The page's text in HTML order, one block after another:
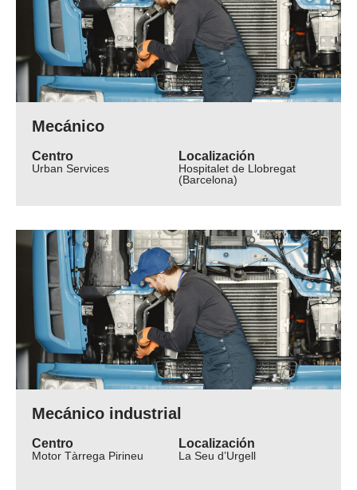
Mecánico
Centro
Urban Services
Localización
Hospitalet de Llobregat
(Barcelona)
Mecánico industrial
Centro
Motor Tàrrega Pirineu
Localización
La Seu d’Urgell